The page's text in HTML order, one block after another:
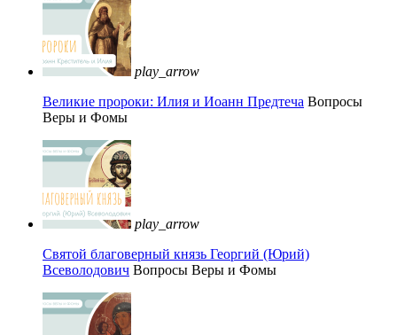
play_arrow
Великие пророки: Илия и Иоанн Предтеча Вопросы
Веры и Фомы
play_arrow
Святой благоверный князь Георгий (Юрий)
Всеволодович Вопросы Веры и Фомы